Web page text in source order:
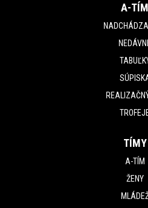
A-TÍM
TÍMY
A-TÍM
ŽENY